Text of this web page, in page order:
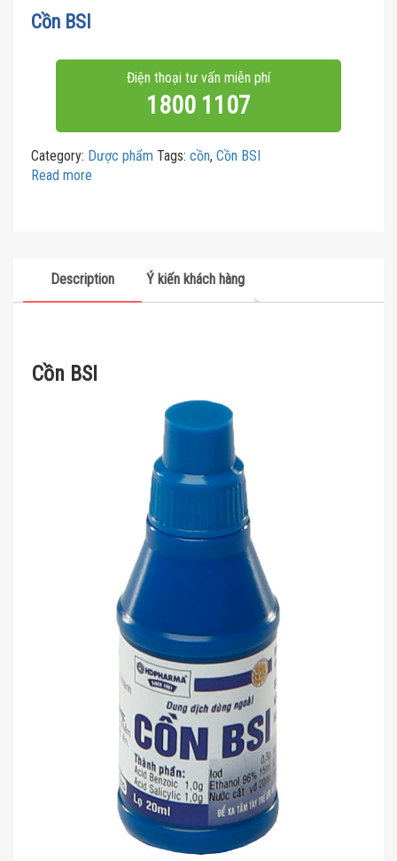
Cồn BSI
Điện thoại tư vấn miễn phí
1800 1107
Category: Dược phẩm Tags: cồn, Cồn BSI
Read more
Description Ý kiến khách hàng
Cồn BSI